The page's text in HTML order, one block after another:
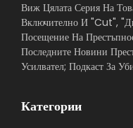
Виж Цялата Серия На
Включително И "Cut",
Посещение На
Последните Новини
Усилвател; Подкаст За
Категории